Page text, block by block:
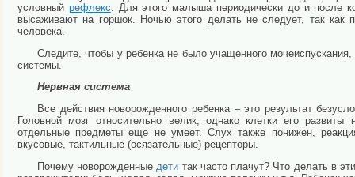
условный рефлекс . Для этого малыша периодически до и после
высаживают на горшок. Ночью этого делать не следует, так как
человека.
Следите, чтобы у ребенка не было учащенного
системы.
Нервная система
Все действия новорожденного ребенка – это результат
Головной мозг относительно велик, однако клетки его
отдельные предметы еще не умеет. Слух также понижен,
вкусовые, тактильные (осязательные) рецепторы.
Почему новорожденные дети так часто плачут? Что делать в